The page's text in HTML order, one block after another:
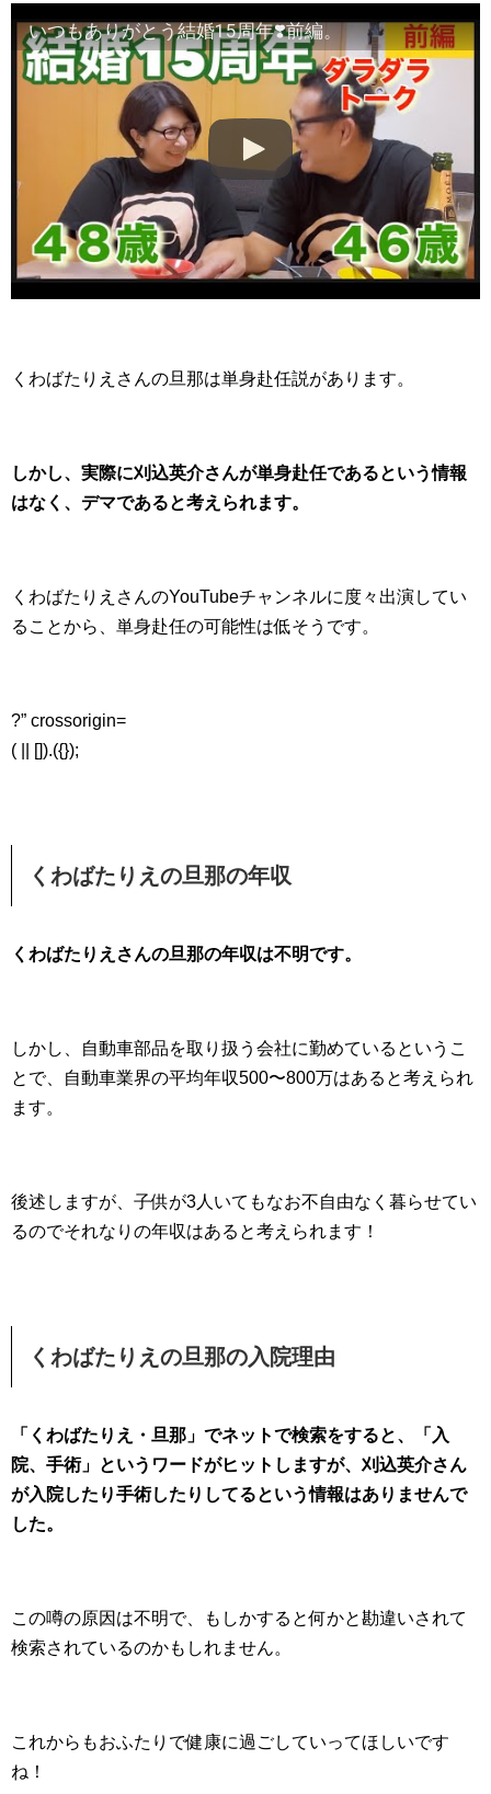
いつもありがとう結婚15周年❣️前編。
くわばたりえさんの旦那は単身赴任説があります。
しかし、実際に刈込英介さんが単身赴任であるという情報
はなく、デマであると考えられます。
くわばたりえさんのYouTubeチャンネルに度々出演してい
ることから、単身赴任の可能性は低そうです。
?” crossorigin=
( || []).({});
くわばたりえの旦那の年収
くわばたりえさんの旦那の年収は不明です。
しかし、自動車部品を取り扱う会社に勤めているというこ
とで、自動車業界の平均年収500〜800万はあると考えられ
ます。
後述しますが、子供が3人いてもなお不自由なく暮らせてい
るのでそれなりの年収はあると考えられます！
くわばたりえの旦那の入院理由
「くわばたりえ・旦那」でネットで検索をすると、「入
院、手術」というワードがヒットしますが、刈込英介さん
が入院したり手術したりしてるという情報はありませんで
した。
この噂の原因は不明で、もしかすると何かと勘違いされて
検索されているのかもしれません。
これからもおふたりで健康に過ごしていってほしいです
ね！